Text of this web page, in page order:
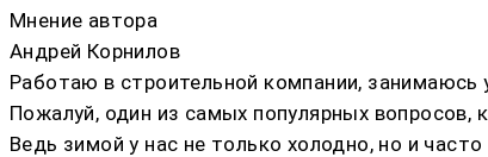
Мнение автора
Андрей Корнилов
Работаю в строительной компании, занимаюсь
Пожалуй, один из самых популярных
Ведь зимой у нас не только холодно, но и